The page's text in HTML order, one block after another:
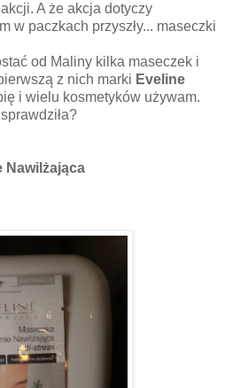
A że akcja dotyczy
w paczkach przyszły... maseczki
od Maliny kilka maseczek i
z nich marki Eveline
i wielu kosmetyków używam.
Nawilżająca